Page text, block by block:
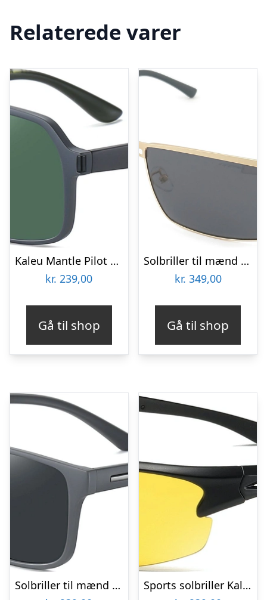
Relaterede varer
Kaleu Mantle Pilot solbriller TR90 army camouflage til mænd med grønne linser Ø61 mm
kr. 239,00
Gå til shop
Solbriller til mænd Kaleu Neem, aluminiumramme, polariserede UV400-linser, grå/guld med etui
kr. 349,00
Gå til shop
Solbriller til mænd Kaleu Cave grå TR90 56-17-140 mm
Sports solbriller Kaleu Drift med gule linser i TR90 til mænd